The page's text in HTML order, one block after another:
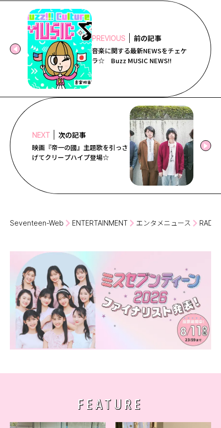
PREVIOUS 前の記事
音楽に関する最新NEWSをチェケ
ラ☆ Buzz MUSIC NEWS!!
NEXT 次の記事
映画『帝一の國』主題歌を引っさ
げてクリープハイプ登場☆
Seventeen-Web ENTERTAINMENT エンタメニュース
FEATURE